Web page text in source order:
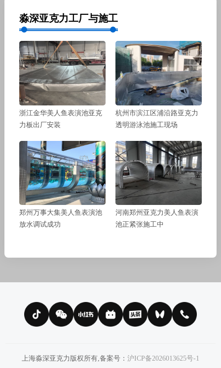
淼深亚克力工厂与施工
浙江金华美人鱼表演池亚克
力板出厂安装
杭州市滨江区浦沿路亚克力
透明游泳池施工现场
郑州万事大集美人鱼表演池
放水调试成功
河南郑州亚克力美人鱼表演
池正紧张施工中
上海淼深亚克力版权所有,备案号： 沪ICP备2026013625号-1